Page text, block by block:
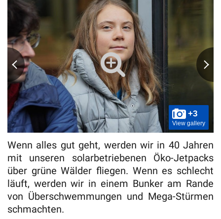
+3
View gallery
Wenn alles gut geht, werden wir in 40 Jahren
mit unseren solarbetriebenen Öko-Jetpacks
über grüne Wälder fliegen. Wenn es schlecht
läuft, werden wir in einem Bunker am Rande
von Überschwemmungen und Mega-Stürmen
schmachten.